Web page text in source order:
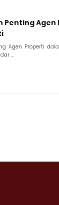
Penting
Agen Properti
...